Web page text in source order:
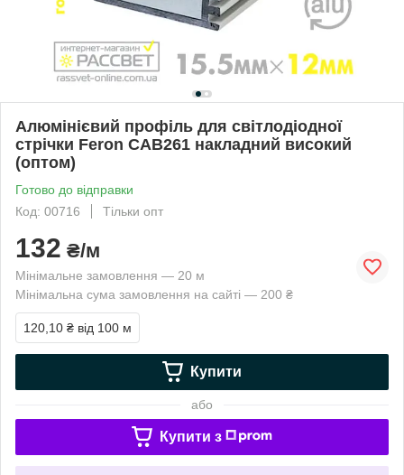
Алюмінієвий профіль для світлодіодної
стрічки Feron CAB261 накладний високий
(оптом)
Готово до відправки
Код: 00716
Тільки опт
132 ₴/м
Мінімальне замовлення — 20 м
Мінімальна сума замовлення на сайті — 200 ₴
120,10 ₴ від 100 м
Купити
або
Купити з